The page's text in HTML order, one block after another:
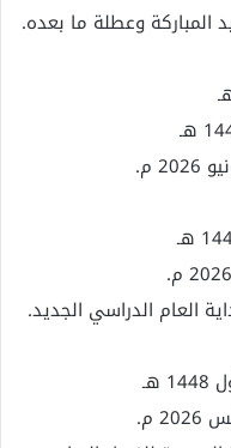
المباركة وعطلة ما بعده.
العام الدراسي الجديد.